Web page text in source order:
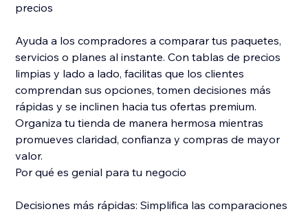
precios
Ayuda a los compradores a comparar tus paquetes,
servicios o planes al instante. Con tablas de precios
limpias y lado a lado, facilitas que los clientes
comprendan sus opciones, tomen decisiones más
rápidas y se inclinen hacia tus ofertas premium.
Organiza tu tienda de manera hermosa mientras
promueves claridad, confianza y compras de mayor
valor.
Por qué es genial para tu negocio
Decisiones más rápidas: Simplifica las comparaciones